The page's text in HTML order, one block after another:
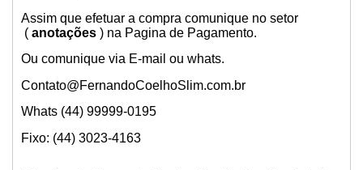
Assim que efetuar a compra comunique no setor
( anotações ) na Pagina de Pagamento.
Ou comunique via E-mail ou whats.
Contato@FernandoCoelhoSlim.com.br
Whats (44) 99999-0195
Fixo: (44) 3023-4163